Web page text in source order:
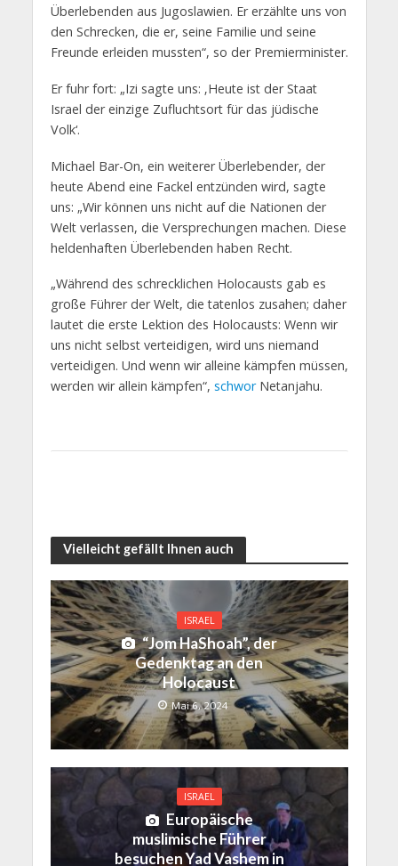
Überlebenden aus Jugoslawien. Er erzählte uns von
den Schrecken, die er, seine Familie und seine
Freunde erleiden mussten“, so der Premierminister.
Er fuhr fort: „Izi sagte uns: ‚Heute ist der Staat
Israel der einzige Zufluchtsort für das jüdische
Volk‘.
Michael Bar-On, ein weiterer Überlebender, der
heute Abend eine Fackel entzünden wird, sagte
uns: „Wir können uns nicht auf die Nationen der
Welt verlassen, die Versprechungen machen. Diese
heldenhaften Überlebenden haben Recht.
„Während des schrecklichen Holocausts gab es
große Führer der Welt, die tatenlos zusahen; daher
lautet die erste Lektion des Holocausts: Wenn wir
uns nicht selbst verteidigen, wird uns niemand
verteidigen. Und wenn wir alleine kämpfen müssen,
werden wir allein kämpfen“, schworNetanjahu.
Vielleicht gefällt Ihnen auch
ISRAEL
“Jom HaShoah”, der
Gedenktag an den
Holocaust
Mai 6, 2024
ISRAEL
Europäische
muslimische Führer
besuchen Yad Vashem in